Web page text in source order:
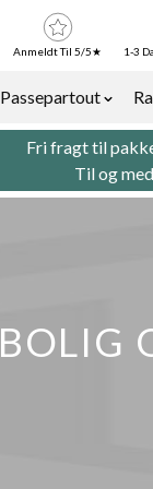
Passepartout
Anmeldt Til 5/5★ 1-3
Fri fragt til
Til og
BOLIG